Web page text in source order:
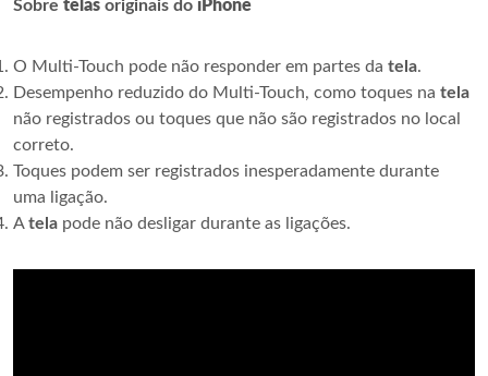
Sobre telas originais do iPhone
O Multi-Touch pode não responder em partes da tela.
Desempenho reduzido do Multi-Touch, como toques na tela
não registrados ou toques que não são registrados no local
correto.
Toques podem ser registrados inesperadamente durante
uma ligação.
Atela pode não desligar durante as ligações.